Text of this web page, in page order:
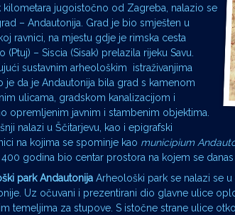
kilometara jugoistočno od Zagreba, nalazio se
– Andautonija. Grad je bio smješten u
ravnici, na mjestu gdje je rimska cesta
(Ptuj) – Siscia (Sisak) prelazila rijeku Savu.
sustavnim arheološkim istraživanjima
je da je Andautonija bila grad s kamenom
ulicama, gradskom kanalizacijom i
opremljenim javnim i stambenim objektima.
nalazi u Ščitarjevu, kao i epigrafski
na kojima se spominje kao municipium
godina bio centar prostora na kojem se
park Andautonija Arheološki park se nalazi se
Uz očuvani i prezentirani dio glavne ulice
temeljima za stupove. S istočne strane ulice